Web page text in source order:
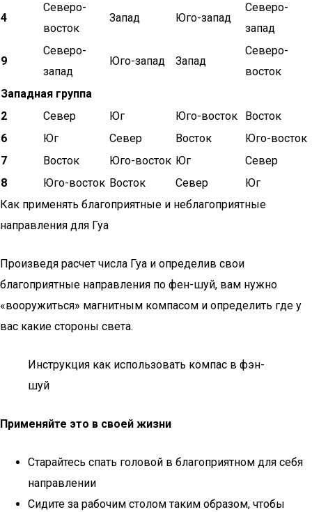
4
Северо-
восток
Запад Юго-запад
Северо-
запад
9
Северо-
запад
Юго-запад Запад
Северо-
восток
Западная группа
2
Север Юг Юго-восток
Восток
6
Юг Север Восток
Юго-восток
7
Восток Юго-восток Юг
Север
8
Юго-восток Восток Север
Юг
Как применять благоприятные и неблагоприятные
направления для Гуа
Произведя расчет числа Гуа и определив свои
благоприятные направления по фен-шуй, вам нужно
«вооружиться» магнитным компасом и определить где у
вас какие стороны света.
Инструкция как использовать компас в фэн-
шуй
Применяйте это в своей жизни
Старайтесь спать головой в благоприятном для себя
направлении
Сидите за рабочим столом таким образом, чтобы